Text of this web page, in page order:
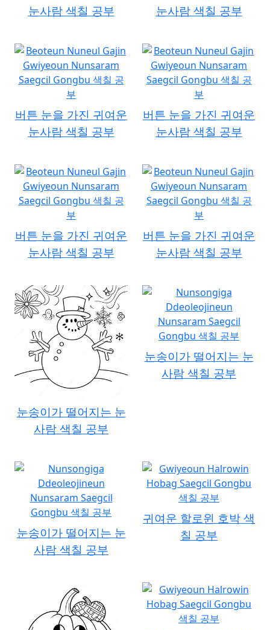
눈사람 색칠 공부
눈사람 색칠 공부
버튼 눈을 가진 귀여운
눈사람 색칠 공부
버튼 눈을 가진 귀여운
눈사람 색칠 공부
버튼 눈을 가진 귀여운
눈사람 색칠 공부
버튼 눈을 가진 귀여운
눈사람 색칠 공부
눈송이가 떨어지는 눈
사람 색칠 공부
눈송이가 떨어지는 눈
사람 색칠 공부
눈송이가 떨어지는 눈
사람 색칠 공부
귀여운 할로윈 호박 색
칠 공부